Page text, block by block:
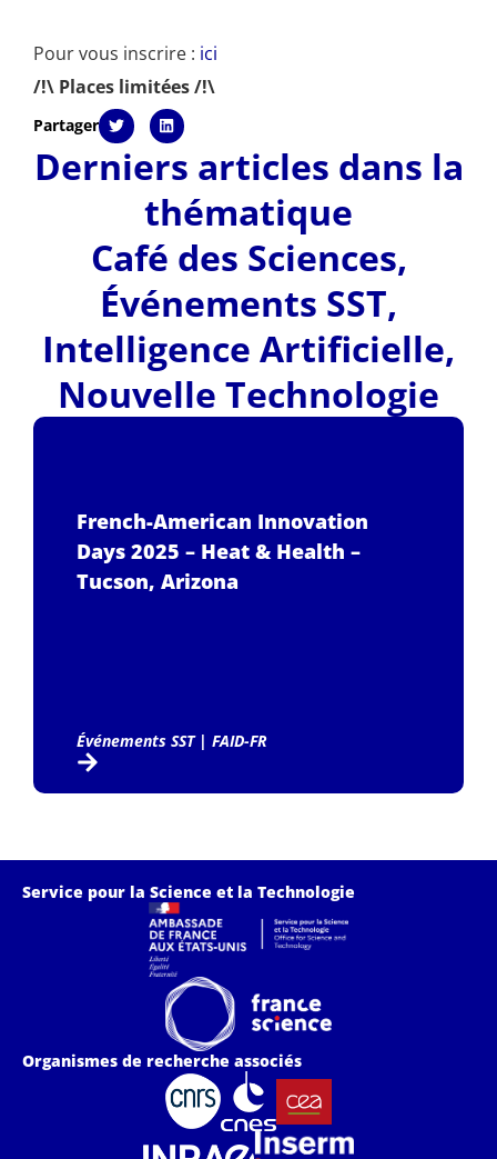
Pour vous inscrire : ici
/!\ Places limitées /!\
Partager
Derniers articles dans la
thématique
Café des Sciences,
Événements SST,
Intelligence Artificielle,
Nouvelle Technologie
French-American Innovation
Days 2025 – Heat & Health –
Tucson, Arizona
Événements SST| FAID-FR
Service pour la Science et la Technologie
Organismes de recherche associés